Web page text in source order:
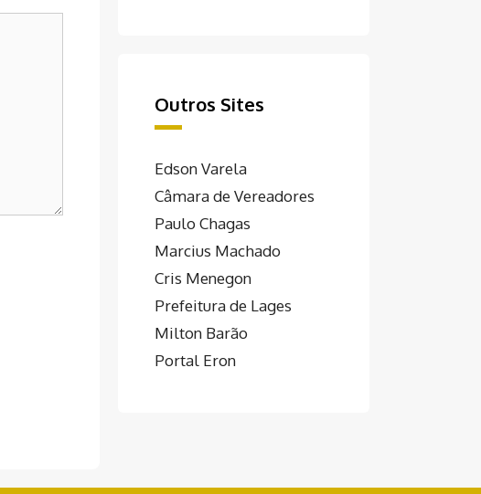
Outros Sites
Edson Varela
Câmara de Vereadores
Paulo Chagas
Marcius Machado
Cris Menegon
Prefeitura de Lages
Milton Barão
Portal Eron